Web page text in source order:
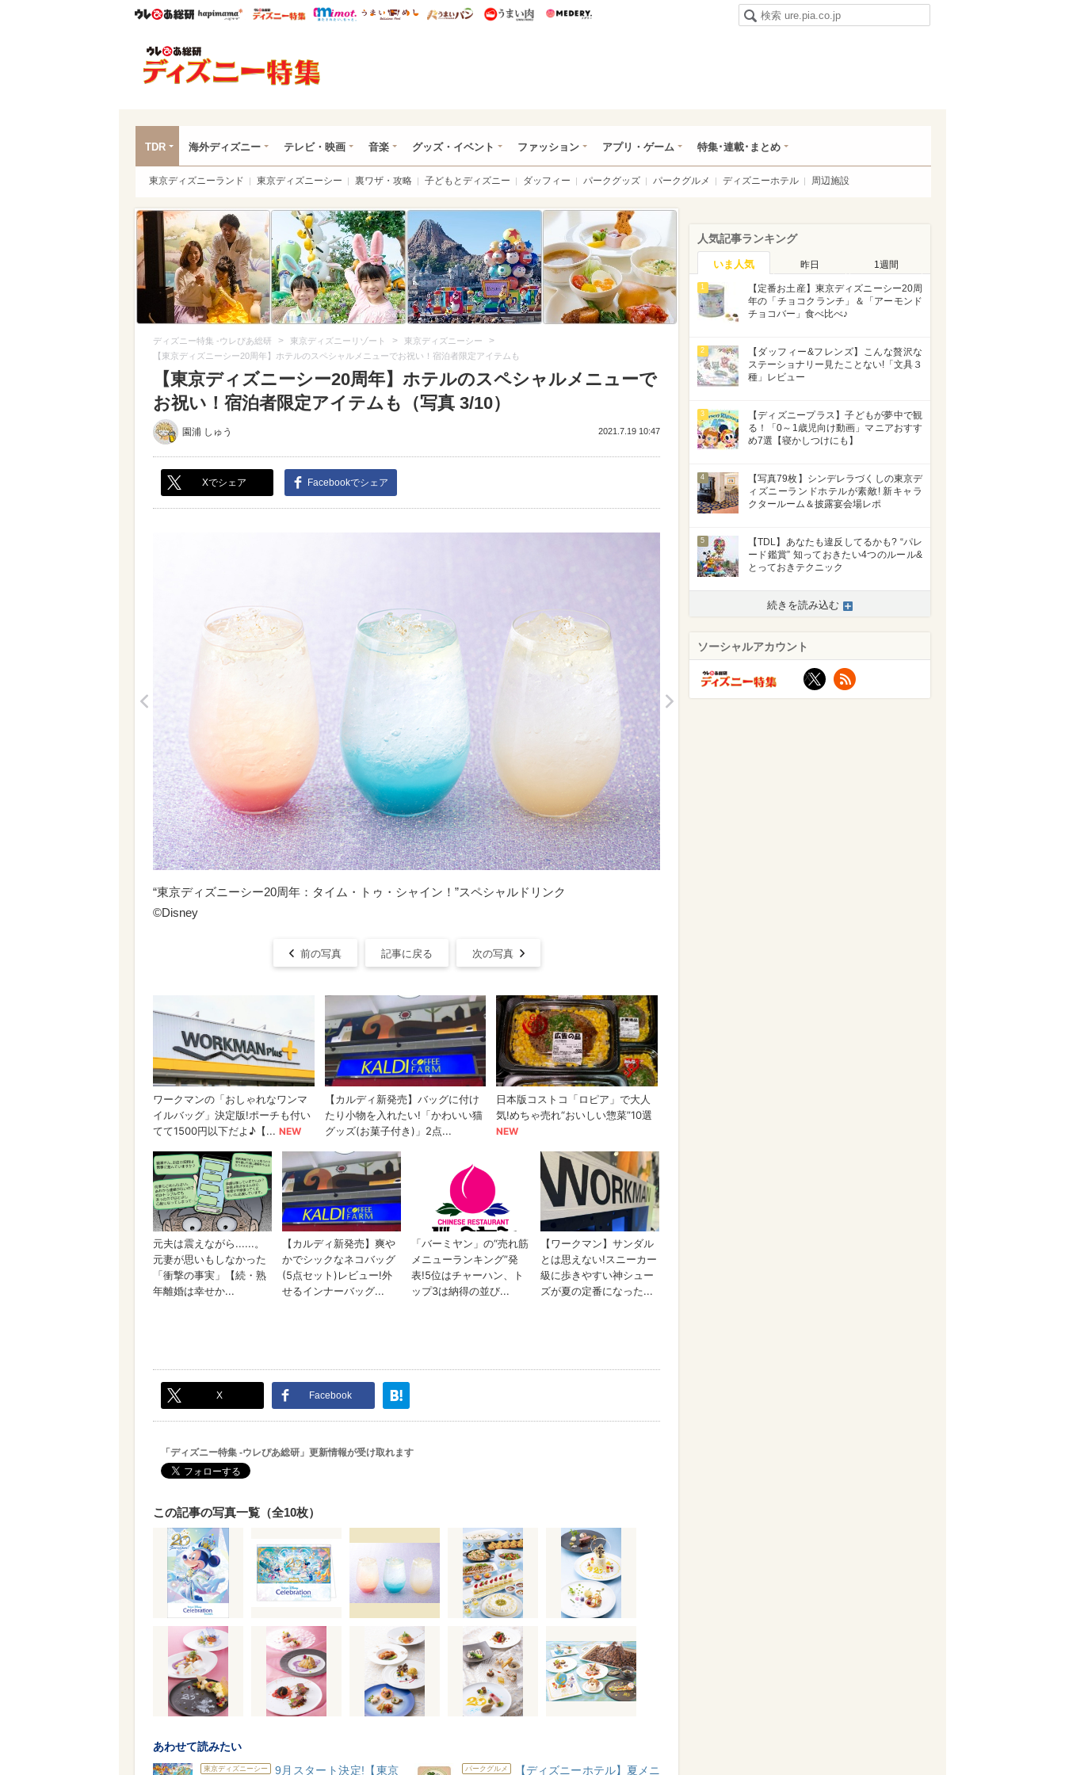
ウレぴあ総研ハピママ* ウレぴあ総研 ディズニー特集
mimot. うまいめし うまいパン うまい肉
TDR 海外ディズニー テレビ・映画 音楽 グッズ・イベント ファッション アプリ・ゲーム 特集･連載･まとめ
東京ディズニーランド 東京ディズニーシー 裏ワザ・攻略 子どもとディズニー ダッフィー パークグッズ パークグルメ ディズニーホテル 周辺施設
ディズニー特集 -ウレぴあ総研 > 東京ディズニーリゾート > 東京ディズニーシー >
【東京ディズニーシー20周年】ホテルのスペシャルメニューでお祝い！宿泊者限定アイテムも
【東京ディズニーシー20周年】ホテルのスペシャルメニューで
お祝い！宿泊者限定アイテムも（写真 3/10）
園浦 しゅう 2021.7.19 10:47
Xでシェア Facebookでシェア
>
“東京ディズニーシー20周年：タイム・トゥ・シャイン！”スペシャルドリンク
©Disney
前の写真 記事に戻る 次の写真
X Facebook
「ディズニー特集 -ウレぴあ総研」更新情報が受け取れます
この記事の写真一覧（全10枚）
あわせて読みたい
東京ディズニーシー
9月スタート決定!【東京
パークグルメ
【ディズニーホテル】夏メニ
人気記事ランキング
いま人気 昨日 1週間
1
【定番お土産】東京ディズニーシー20周
年の「チョコクランチ」＆「アーモンド
チョコバー」食べ比べ♪
2
【ダッフィー&フレンズ】こんな贅沢な
ステーショナリー見たことない!「文具３
種」レビュー
3
【ディズニープラス】子どもが夢中で観
る！「0～1歳児向け動画」マニアおすす
め7選【寝かしつけにも】
4
【写真79枚】シンデレラづくしの東京デ
ィズニーランドホテルが素敵! 新キャラ
クタールーム＆披露宴会場レポ
5
【TDL】あなたも違反してるかも? “パレ
ード鑑賞” 知っておきたい4つのルール&
とっておきテクニック
続きを読み込む
ソーシャルアカウント
X